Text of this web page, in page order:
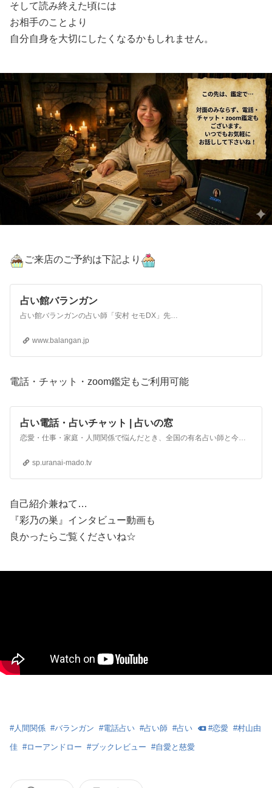
そして読み終えた頃には
お相手のことより
自分自身を大切にしたくなるかもしれません。
ご来店のご予約は下記より
占い館バランガン
www.balangan.jp
電話・チャット・zoom鑑定もご利用可能
占い電話・占いチャット | 占いの窓
sp.uranai-mado.tv
自己紹介兼ねて…
『彩乃の巣』インタビュー動画も
良かったらご覧くださいね☆
#人間関係 #バランガン #電話占い #占い師 #占い #恋愛 #村山由
佳 #ローアンドロー #ブックレビュー #自愛と慈愛